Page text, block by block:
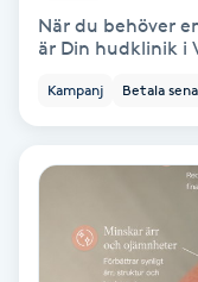
Spa-pedikyr
Spraytan
När du behöver
är Din hudklinik i
Kampanj Betala